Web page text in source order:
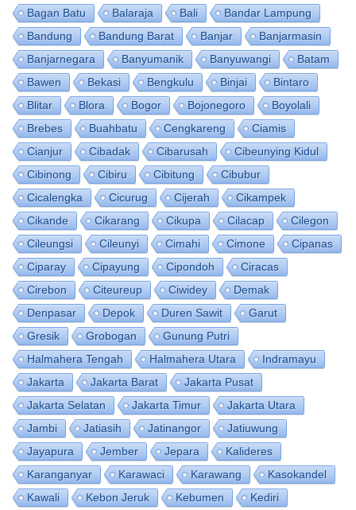
Bagan Batu
Balaraja Bali
Bandar Lampung
Bandung
Bandung Barat Banjar
Banjarmasin
Banjarnegara
Banyumanik Banyuwangi
Batam
Bawen
Bekasi Bengkulu Binjai
Bintaro
Blitar
Blora Bogor Bojonegoro
Boyolali
Brebes
Buahbatu Cengkareng
Ciamis
Cianjur
Cibadak Cibarusah
Cibeunying Kidul
Cibinong
Cibiru Cibitung
Cibubur
Cicalengka
Cicurug Cijerah
Cikampek
Cikande
Cikarang Cikupa Cilacap
Cilegon
Cileungsi
Cileunyi Cimahi Cimone
Cipanas
Ciparay
Cipayung Cipondoh
Ciracas
Cirebon
Citeureup Ciwidey
Demak
Denpasar
Depok Duren Sawit
Garut
Gresik
Grobogan
Gunung Putri
Halmahera Tengah
Halmahera Utara
Indramayu
Jakarta
Jakarta Barat
Jakarta Pusat
Jakarta Selatan
Jakarta Timur
Jakarta Utara
Jambi
Jatiasih Jatinangor
Jatiuwung
Jayapura
Jember Jepara
Kalideres
Karanganyar
Karawaci Karawang
Kasokandel
Kawali
Kebon Jeruk Kebumen
Kediri